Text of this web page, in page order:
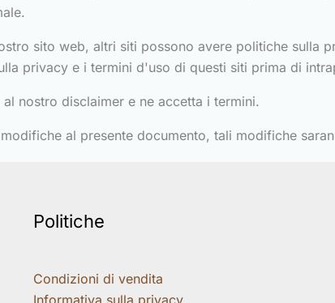
sito web, altri siti possono avere politiche sulla
privacy e i termini d'uso di questi siti prima di
nostro disclaimer e ne accetta i termini.
al presente documento, tali modifiche
Politiche
Condizioni di vendita
Informativa sulla privacy